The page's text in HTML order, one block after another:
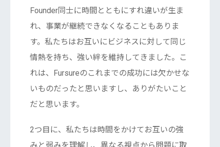
Founder同士に時間とともにすれ違いが生ま
れ、事業が継続できなくなることもありま
す。私たちはお互いにビジネスに対して同じ
情熱を持ち、強い絆を維持してきました。こ
れは、Fursureのこれまでの成功には欠かせな
いものだったと思いますし、ありがたいこと
だと思います。
2つ目に、私たちは時間をかけてお互いの強